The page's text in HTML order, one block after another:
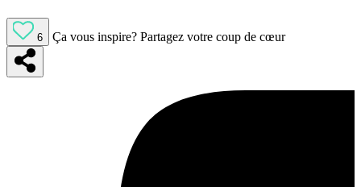
6 Ça vous inspire? Partagez votre coup de cœur